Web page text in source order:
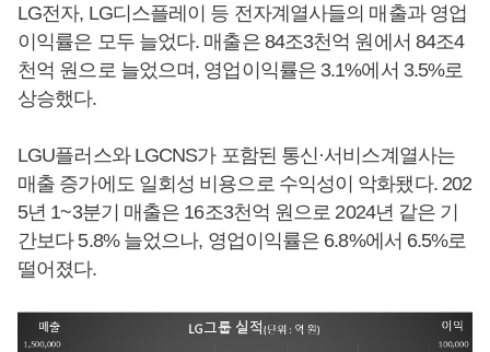
LG전자, LG디스플레이 등 전자계열사들의 매출과 영업
이익률은 모두 늘었다. 매출은 84조3천억 원에서 84조4
천억 원으로 늘었으며, 영업이익률은 3.1%에서 3.5%로
상승했다.
LGU플러스와 LGCNS가 포함된 통신·서비스계열사는
매출 증가에도 일회성 비용으로 수익성이 악화됐다. 202
5년 1~3분기 매출은 16조3천억 원으로 2024년 같은 기
간보다 5.8% 늘었으나, 영업이익률은 6.8%에서 6.5%로
떨어졌다.